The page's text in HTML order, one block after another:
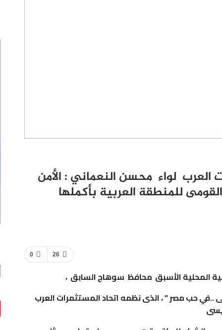
العرب لواء محسن النعماني : الأمن
للمنطقة العربية بأكملها
0 26
المحلية الأسبق محافظ سوهاج السابق ،
..في حب مصر ” ، الذى نظمه اتحاد المستثمرات العرب